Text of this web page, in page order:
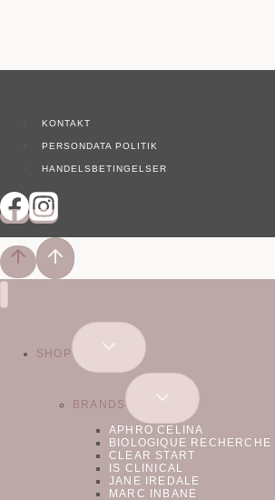
KONTAKT
PERSONDATA POLITIK
HANDELSBETINGELSER
SHOP
SKIFT
UNDERMENU
BRANDS
SKIFT
UNDERMENU
APHRO CELINA
BIOLOGIQUE RECHERCHE
CLEAR START
IS CLINICAL
JANE IREDALE
MARC INBANE